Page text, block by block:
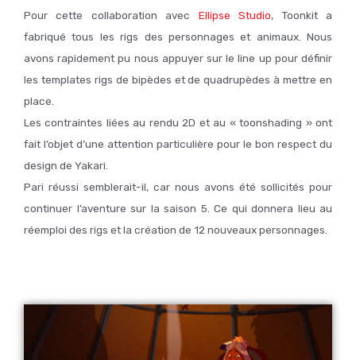
Pour cette collaboration avec Ellipse Studio, Toonkit a
fabriqué tous les rigs des personnages et animaux. Nous
avons rapidement pu nous appuyer sur le line up pour définir
les templates rigs de bipèdes et de quadrupèdes à mettre en
place.
Les contraintes liées au rendu 2D et au « toonshading » ont
fait l’objet d’une attention particulière pour le bon respect du
design de Yakari.
Pari réussi semblerait-il, car nous avons été sollicités pour
continuer l’aventure sur la saison 5. Ce qui donnera lieu au
réemploi des rigs et la création de 12 nouveaux personnages.